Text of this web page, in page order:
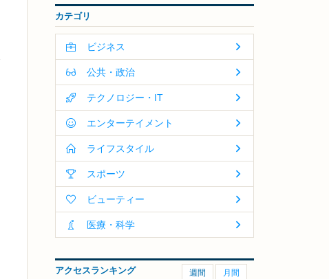
カテゴリ
ビジネス
公共・政治
テクノロジー・IT
エンターテイメント
ライフスタイル
スポーツ
ビューティー
医療・科学
アクセスランキング 週間 月間